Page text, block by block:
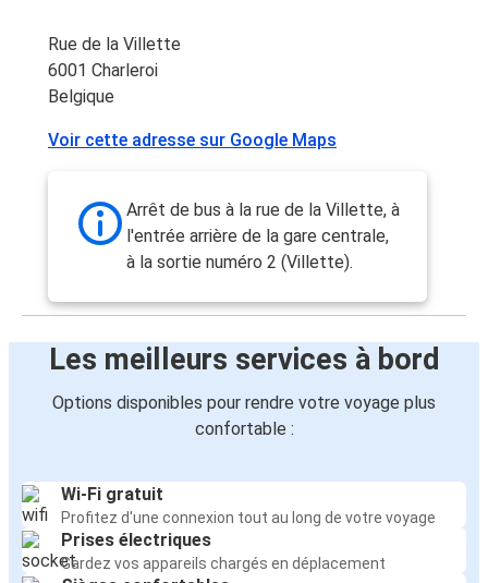
Rue de la Villette
6001 Charleroi
Belgique
Voir cette adresse sur Google Maps
Arrêt de bus à la rue de la Villette, à
l'entrée arrière de la gare centrale,
à la sortie numéro 2 (Villette).
Les meilleurs services à bord
Options disponibles pour rendre votre voyage plus
confortable :
Wi-Fi gratuit
Profitez d'une connexion tout au long de votre voyage
Prises électriques
Gardez vos appareils chargés en déplacement